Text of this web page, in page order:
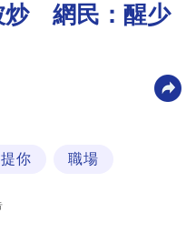
網民：醒少
你 職場